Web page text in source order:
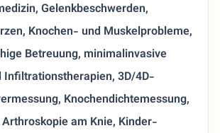
Gelenkbeschwerden,
Knochen- und Muskelprobleme,
Betreuung, minimalinvasive
3D/4D-
Knochendichtemessung,
am Knie, Kinder-